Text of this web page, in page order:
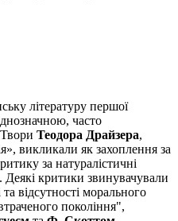
літературу першої
часто
Теодора Драйзера,
викликали як захоплення за
за натуралістичні
Деякі критики звинувачували
відсутності морального
покоління",